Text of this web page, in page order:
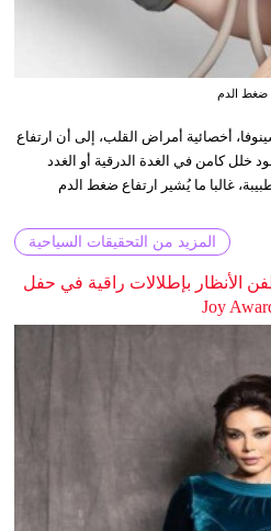
ضغط الدم
أخصائية أمراض القلب، إلى أن ارتفاع
كامن في الغدة الدرقية أو الغدد
غالبا ما يُشير ارتفاع ضغط الدم
المزيد من التحقيقات السياحية
الأنظار بإطلالات راقية في حفل
Joy